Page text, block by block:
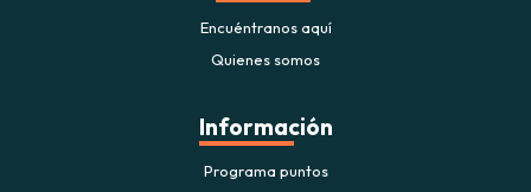
Encuéntranos aquí
Quienes somos
Información
Programa puntos